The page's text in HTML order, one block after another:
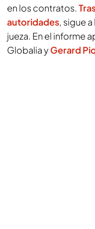
en los contratos.
autoridades, sigue
jueza. En el informe
Globalia y Gerard